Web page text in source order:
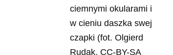
ciemnymi okularami i
w cieniu daszka swej
czapki (fot. Olgierd
Rudak, CC-BY-SA